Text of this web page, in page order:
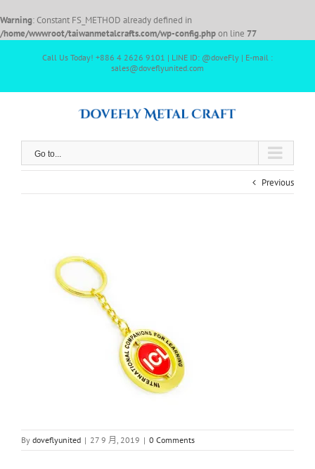
Warning: Constant FS_METHOD already defined in
/home/wwwroot/taiwanmetalcrafts.com/wp-config.phpon line 77
Call Us Today! +886 4 2626 9101 | LINE ID: @doveFly | E-mail :
sales@doveflyunited.com
Go to...
Previous
By doveflyunited | 27 9 月, 2019 | 0 Comments